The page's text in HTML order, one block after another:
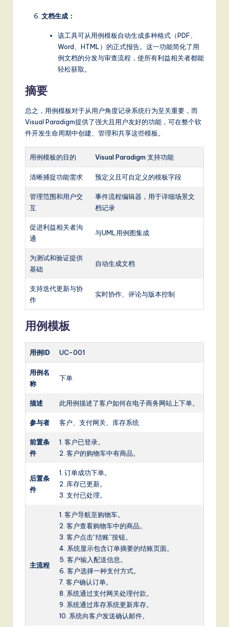
文档生成：
该工具可从用例模板自动生成多种格式（PDF、
Word、HTML）的正式报告。这一功能简化了用
例文档的分发与审查流程，使所有利益相关者都能
轻松获取。
摘要
总之，用例模板对于从用户角度记录系统行为至关重要，而
Visual Paradigm提供了强大且用户友好的功能，可在整个软
件开发生命周期中创建、管理和共享这些模板。
用例模板的目的 Visual Paradigm 支持功能
清晰捕捉功能需求 预定义且可自定义的模板字段
管理范围和用户交
互
事件流程编辑器，用于详细场景文
档记录
促进利益相关者沟
通
与UML用例图集成
为测试和验证提供
基础
自动生成文档
支持迭代更新与协
作
实时协作、评论与版本控制
用例模板
用例ID UC-001
用例名
称
下单
描述 此用例描述了客户如何在电子商务网站上下单。
参与者 客户、支付网关、库存系统
前置条
件
1. 客户已登录。
2. 客户的购物车中有商品。
后置条
件
1. 订单成功下单。
2. 库存已更新。
3. 支付已处理。
主流程
1. 客户导航至购物车。
2. 客户查看购物车中的商品。
3. 客户点击“结账”按钮。
4. 系统显示包含订单摘要的结账页面。
5. 客户输入配送信息。
6. 客户选择一种支付方式。
7. 客户确认订单。
8. 系统通过支付网关处理付款。
9. 系统通过库存系统更新库存。
10. 系统向客户发送确认邮件。